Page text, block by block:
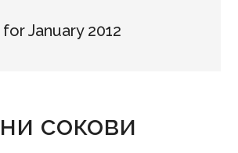
January 2012
сокови